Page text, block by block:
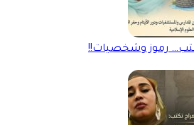
رموز وشخصيات!!